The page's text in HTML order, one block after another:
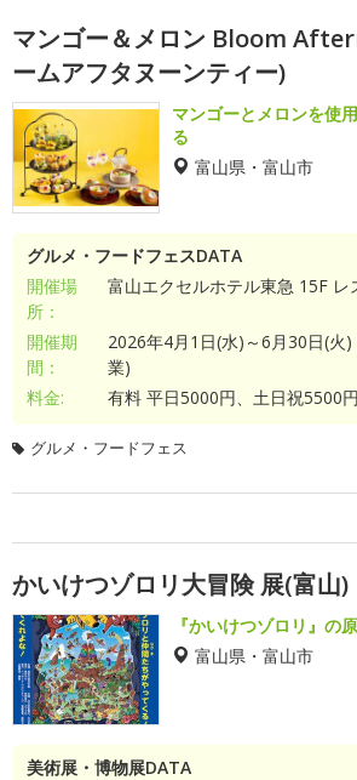
マンゴー＆メロン Bloom
ームアフタヌーンティー)
マンゴーとメロンを使
る
富山県・富山市
グルメ・フードフェスDATA
開催場
所：
富山エクセルホテル東急 15F レ
開催期
間：
2026年4月1日(水)～6月30日(火
業)
料金:
有料 平日5000円、土日祝
グルメ・フードフェス
かいけつゾロリ大冒険 展(富山)
『かいけつゾロリ』の
富山県・富山市
美術展・博物展DATA